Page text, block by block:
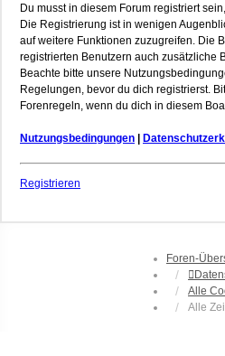
Du musst in diesem Forum registriert
Die Registrierung ist in wenigen
auf weitere Funktionen zuzugreifen. Die
registrierten Benutzern auch zusätzliche
Beachte bitte unsere
Regelungen, bevor du dich registrierst.
Forenregeln, wenn du dich in diesem
Nutzungsbedingungen
Registrieren
Foren-
Alle
Alle